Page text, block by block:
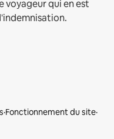
voyageur qui en est
·Fonctionnement du site·